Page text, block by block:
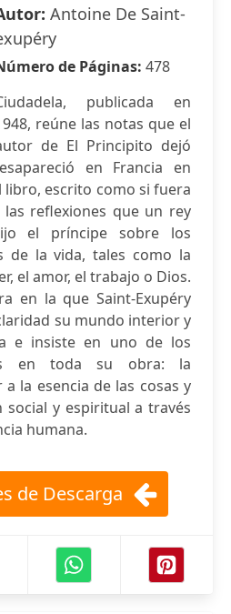
Antoine De Saint-
de Páginas: 478
publicada en
reúne las notas que el
de El Principito dejó
en Francia en
libro, escrito como si fuera
reflexiones que un rey
el príncipe sobre los
de la vida, tales como la
el amor, el trabajo o Dios.
en la que Saint-Exupéry
su mundo interior y
e insiste en uno de los
en toda su obra: la
la esencia de las cosas y
y espiritual a través
humana.
de Descarga